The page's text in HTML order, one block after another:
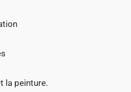
la peinture.